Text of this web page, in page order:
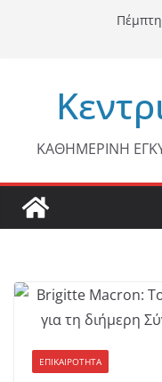
ΚΑΘΗΜΕΡΙΝΗ
ΕΠΙΚΑΙΡΟΤΗΤΑ